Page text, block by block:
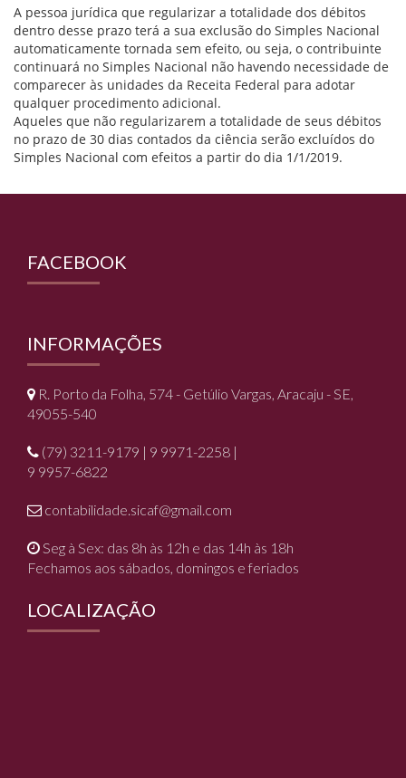
A pessoa jurídica que regularizar a totalidade dos débitos
dentro desse prazo terá a sua exclusão do Simples Nacional
automaticamente tornada sem efeito, ou seja, o contribuinte
continuará no Simples Nacional não havendo necessidade de
comparecer às unidades da Receita Federal para adotar
qualquer procedimento adicional.
Aqueles que não regularizarem a totalidade de seus débitos
no prazo de 30 dias contados da ciência serão excluídos do
Simples Nacional com efeitos a partir do dia 1/1/2019.
FACEBOOK
INFORMAÇÕES
R. Porto da Folha, 574 - Getúlio Vargas, Aracaju - SE,
49055-540
(79) 3211-9179 | 9 9971-2258 |
9 9957-6822
contabilidade.sicaf@gmail.com
Seg à Sex: das 8h às 12h e das 14h às 18h
Fechamos aos sábados, domingos e feriados
LOCALIZAÇÃO